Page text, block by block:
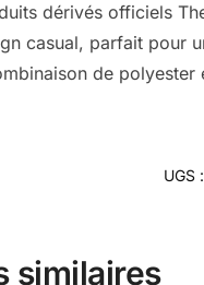
dérivés officiels
casual, parfait pour
de
UGS :
similaires